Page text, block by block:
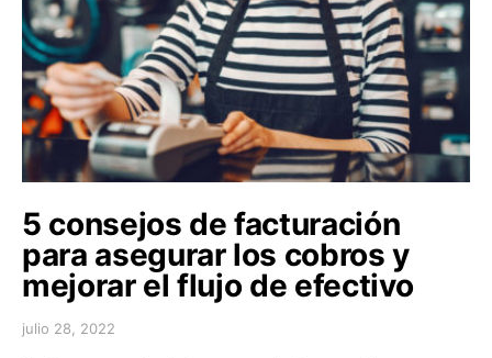
5 consejos de facturación
para asegurar los cobros y
mejorar el flujo de efectivo
julio 28, 2022